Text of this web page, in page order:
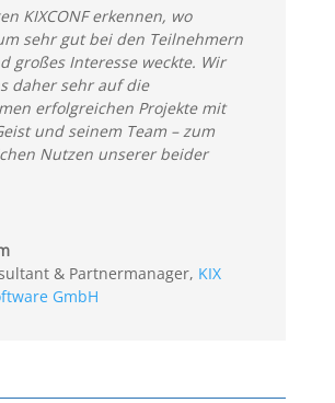
KIXCONF erkennen, wo
sehr gut bei den Teilnehmern
großes Interesse weckte. Wir
daher sehr auf die
erfolgreichen Projekte mit
und seinem Team – zum
Nutzen unserer beider
& Partnermanager, KIX
GmbH